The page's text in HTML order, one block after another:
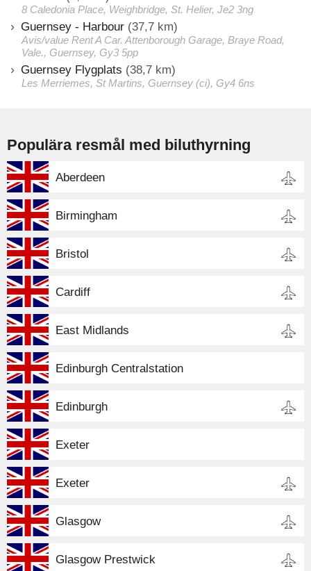
8 Caledonia Place, Weighbridge, St. Helier, Je2 3ng
Guernsey - Harbour (37,7 km)
Avis/value Rent A Car. Attenborough Garage, Braye Road,
Vale., Guernsey, Gy3 5pp
Guernsey Flygplats (38,7 km)
Les Merriemes, St Martins, Guernsey (ci), Gy4 6ns
Populära resmål med biluthyrning
Aberdeen
Birmingham
Bristol
Cardiff
East Midlands
Edinburgh Centralstation
Edinburgh
Exeter
Exeter
Glasgow
Glasgow Prestwick